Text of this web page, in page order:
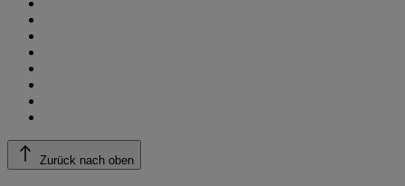
Zurück nach oben